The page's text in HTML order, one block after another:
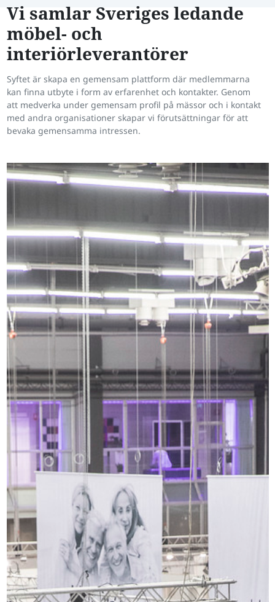
Vi samlar Sveriges ledande
möbel- och
interiörleverantörer
Syftet är skapa en gemensam plattform där medlemmarna
kan finna utbyte i form av erfarenhet och kontakter. Genom
att medverka under gemensam profil på mässor och i kontakt
med andra organisationer skapar vi förutsättningar för att
bevaka gemensamma intressen.